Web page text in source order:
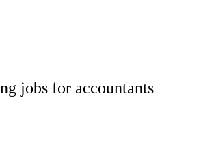
jobs for accountants